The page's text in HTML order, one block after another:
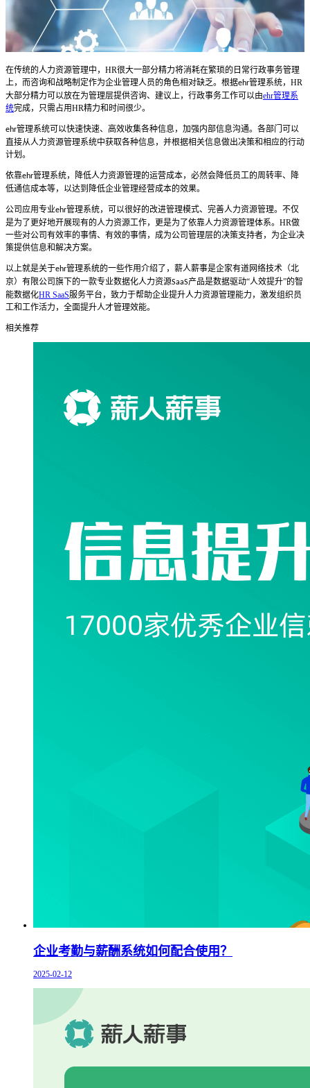
在传统的人力资源管理中， HR很大一部分精力将消耗在繁琐的日常行政事务管理
上，而咨询和战略制定作为企业管理人员的角色相对缺乏。根据ehr管理系统， HR
大部分精力可以放在为管理层提供咨询、 建议上，行政事务工作可以由ehr管理系
统完成，只需占用HR精力和时间很少。
ehr管理系统可以快速快速、 高效收集各种信息，加强内部信息沟通。各部门可以
直接从人力资源管理系统中获取各种信息，并根据相关信息做出决策和相应的行动
计划。
依靠ehr管理系统，降低人力资源管理的运营成本，必然会降低员工的周转率、
降
低通信成本等，以达到降低企业管理经营成本的效果。
公司应用专业ehr管理系统， 可以很好的改进管理模式、 完善人力资源管理。不仅
是为了更好地开展现有的人力资源工作，更是为了依靠人力资源管理体系。 HR做
一些对公司有效率的事情、 有效的事情，成为公司管理层的决策支持者，为企业决
策提供信息和解决方案。
以上就是关于ehr管理系统的一些作用介绍了，薪人薪事是企家有道网络技术（北
京）有限公司旗下的一款专业数据化人力资源SaaS产品是数据驱动“人效提升”的智
能数据化HR SaaS服务平台，致力于帮助企业提升人力资源管理能力，激发组织员
工和工作活力，全面提升人才管理效能。
相关推荐
企业考勤与薪酬系统如何配合使用？
2025-02-12